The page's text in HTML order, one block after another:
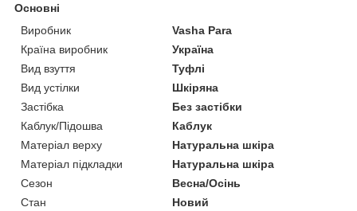
Основні
Виробник
Vasha Para
Країна виробник
Україна
Вид взуття
Туфлі
Вид устілки
Шкіряна
Застібка
Без застібки
Каблук/Підошва
Каблук
Матеріал верху
Натуральна шкіра
Матеріал підкладки
Натуральна шкіра
Сезон
Весна/Осінь
Стан
Новий